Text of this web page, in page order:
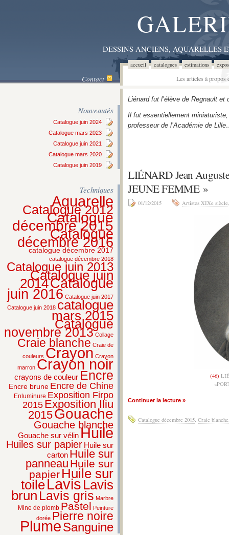
DESSINS ANCIENS,
accueil catalogues estimations
Contact Les articles à propos
Nouveautés
Catalogue juin 2024
Catalogue mars 2023
Catalogue juin 2021
Catalogue mars 2020
Catalogue juin 2019
Techniques
Aquarelle
Catalogue 2012
Catalogue
décembre 2015
Catalogue
décembre 2016
catalogue décembre 2017
catalogue décembre 2018
Catalogue juin 2013
Catalogue juin
2014Catalogue
juin 2016 Catalogue juin 2017
Catalogue juin 2018 catalogue
mars 2015
Catalogue
novembre 2013 Collage
Craie blanche Craie de
couleurs Crayon Crayon
marron Crayon noir
crayons de couleur Encre
Encre brune Encre de Chine
Enluminure Exposition Firpo
2015 Exposition Iliu
2015Gouache
Gouache blanche
Gouache sur vélinHuile
Huiles sur papier Huile sur
carton Huile sur
panneau Huile sur
papier Huile sur
toileLavis Lavis
brun Lavis gris Marbre
Mine de plomb Pastel Peinture
dorée Pierre noire
PlumeSanguine
Liénard fut l’élève de Regnault et
Il fut essentiellement
professeur de l’Académie de
LIÉNARD Jean
JEUNE FEMME »
01/12/2015 Artistes XIXe siècle
(46)
Continuer la lecture »
Catalogue décembre 2015, Craie blanche